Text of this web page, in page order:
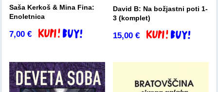
Saša Kerkoš & Mina Fina:
Enoletnica
7,00€ Dodaj v košarico
David B: Na božjastni poti 1-
3 (komplet)
15,00€ Dodaj v košarico